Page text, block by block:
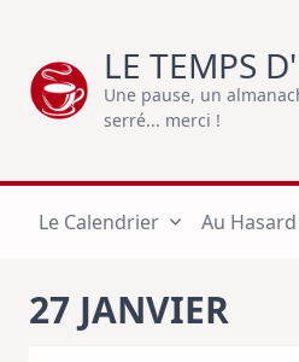
content
LE TEMPS
Une pause, un
serré... merci !
Le Calendrier Au Hasard
27 JANVIER